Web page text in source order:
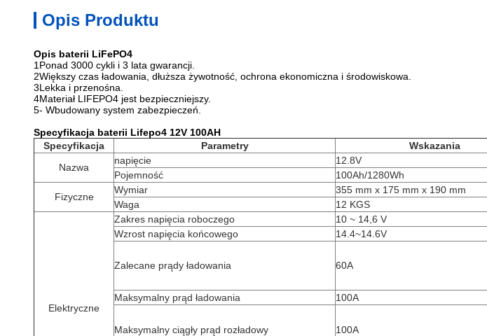
Opis Produktu
Opis baterii LiFePO4
1Ponad 3000 cykli i 3 lata gwarancji.
2Większy czas ładowania, dłuższa żywotność, ochrona ekonomiczna i środowiskowa.
3Lekka i przenośna.
4Materiał LIFEPO4 jest bezpieczniejszy.
5- Wbudowany system zabezpieczeń.
Specyfikacja baterii Lifepo4 12V 100AH
Specyfikacja
Parametry
Wskazania
Nazwa
napięcie
12.8V
Pojemność
100Ah/1280Wh
Fizyczne
Wymiar
355 mm x 175 mm x 190 mm
Waga
12 KGS
Elektryczne
Zakres napięcia roboczego
10 ~ 14,6 V
Wzrost napięcia końcowego
14.4~14.6V
Zalecane prądy ładowania 60A
Maksymalny prąd ładowania 100A
Maksymalny ciągły prąd rozładowy 100A